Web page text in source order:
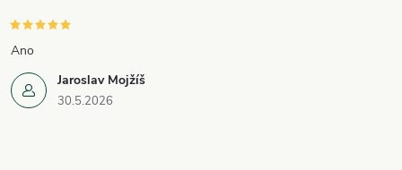
Jaroslav Mojžíš
30.5.2026
Ano